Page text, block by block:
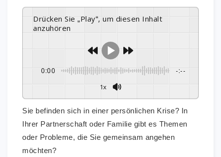
Drücken Sie „Play“, um diesen Inhalt
anzuhören
0:00 -:--
1x
Sie befinden sich in einer persönlichen Krise? In
Ihrer Partnerschaft oder Familie gibt es Themen
oder Probleme, die Sie gemeinsam angehen
möchten?